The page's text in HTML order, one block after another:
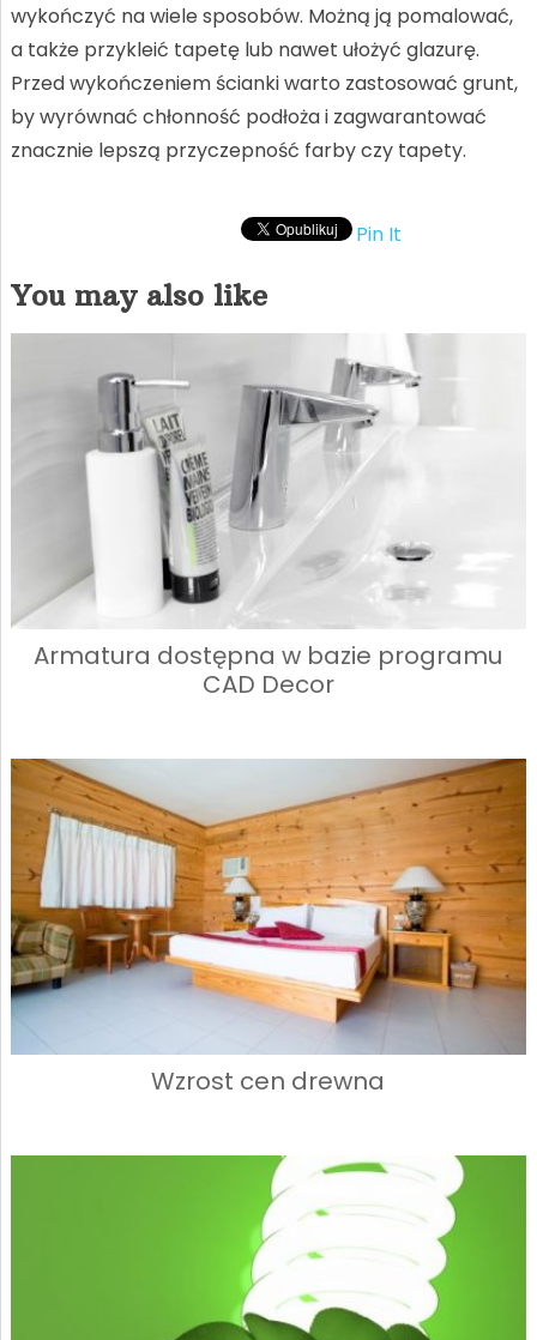
wykończyć na wiele sposobów. Możną ją pomalować,
a także przykleić tapetę lub nawet ułożyć glazurę.
Przed wykończeniem ścianki warto zastosować grunt,
by wyrównać chłonność podłoża i zagwarantować
znacznie lepszą przyczepność farby czy tapety.
Pin It
You may also like
Armatura dostępna w bazie programu
CAD Decor
Wzrost cen drewna